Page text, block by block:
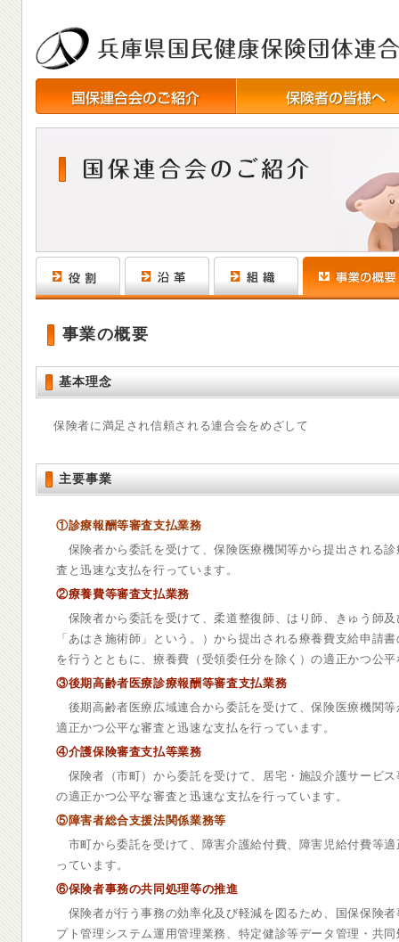
事業の概要
基本理念
保険者に満足され信頼される連合会をめざして
主要事業
①診療報酬等審査支払業務
保険者から委託を受けて、保険医療機関等から提出される
査と迅速な支払を行っています。
②療養費等審査支払業務
保険者から委託を受けて、柔道整復師、はり師、きゅう師
「あはき施術師」という。）から提出される療養費支給申請
を行うとともに、療養費（受領委任分を除く）の適正かつ公
③後期高齢者医療診療報酬等審査支払業務
後期高齢者医療広域連合から委託を受けて、保険医療機関
適正かつ公平な審査と迅速な支払を行っています。
④介護保険審査支払等業務
保険者（市町）から委託を受けて、居宅・施設介護サービ
の適正かつ公平な審査と迅速な支払を行っています。
⑤障害者総合支援法関係業務等
市町から委託を受けて、障害介護給付費、障害児給付費等
っています。
⑥保険者事務の共同処理等の推進
保険者が行う事務の効率化及び軽減を図るため、国保保険
プト管理システム運用管理業務、特定健診等データ管理・共